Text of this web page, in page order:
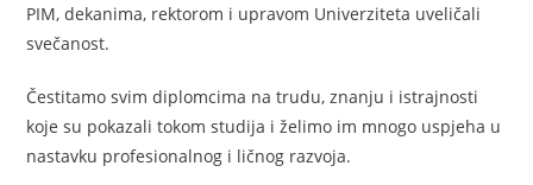
PIM, dekanima, rektorom i upravom Univerziteta uveličali
svečanost.
Čestitamo svim diplomcima na trudu, znanju i istrajnosti
koje su pokazali tokom studija i želimo im mnogo uspjeha u
nastavku profesionalnog i ličnog razvoja.